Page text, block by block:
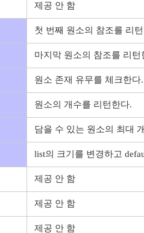
제공 안 함
첫 번째 원소의 참조를 리
마지막 원소의 참조를 리턴
원소 존재 유무를 체크한
원소의 개수를 리턴한다.
담을 수 있는 원소의 최대
list의 크기를 변경하고
제공 안 함
제공 안 함
제공 안 함